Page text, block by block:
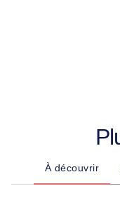
À découvrir